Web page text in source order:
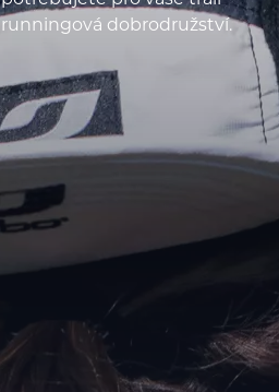
runningová dobrodružství.